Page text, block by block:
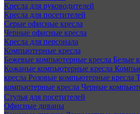
Кресла для руководителей
Кресла для посетителей
Серые офисные кресла
Черные офисные кресла
Кресла для персонала
Компьютерные кресла
Бежевые компьютерные кресла Белые
Кожаные компьютерные кресла
кресла Розовые компьютерные кресла
компьютерные кресла Черные
Стулья для посетителей
Офисные диваны